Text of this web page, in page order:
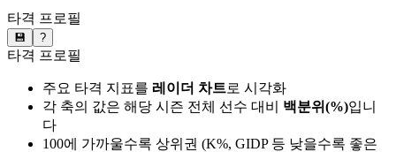
타격 프로필
💾 ?
타격 프로필
주요 타격 지표를 레이더 차트로 시각화
각 축의 값은 해당 시즌 전체 선수 대비 백분위(%)입니
다
100에 가까울수록 상위권 (K%, GIDP 등 낮을수록 좋은